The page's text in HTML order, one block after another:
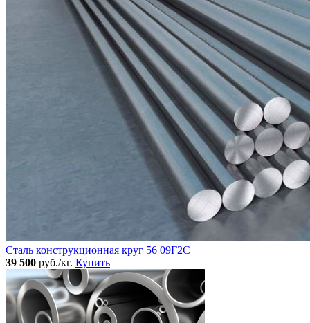
Сталь конструкционная круг 56 09Г2С
39 500 руб./кг. Купить